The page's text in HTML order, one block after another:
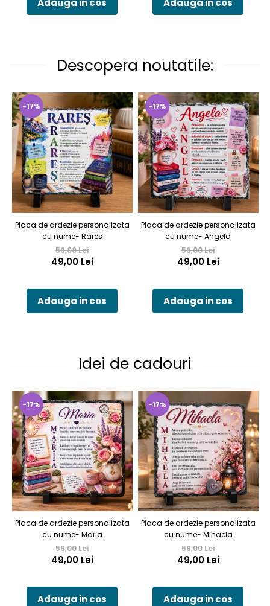
Descopera noutatile:
-17%
Placa de ardezie personalizata
cu nume- Rares
59,00 Lei
49,00 Lei
Adauga in cos
-17%
Placa de ardezie personalizata
cu nume- Angela
59,00 Lei
49,00 Lei
Adauga in cos
Idei de cadouri
-17%
Placa de ardezie personalizata
cu nume- Maria
59,00 Lei
49,00 Lei
Adauga in cos
-17%
Placa de ardezie personalizata
cu nume- Mihaela
59,00 Lei
49,00 Lei
Adauga in cos